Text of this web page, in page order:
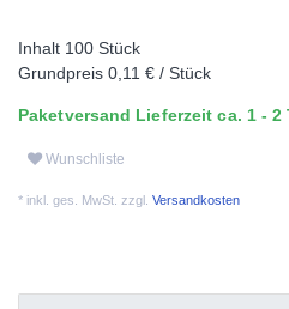
Inhalt 100 Stück
Grundpreis 0,11 € / Stück
Paketversand Lieferzeit ca. 1 - 2
Wunschliste
* inkl. ges. MwSt. zzgl. Versandkosten